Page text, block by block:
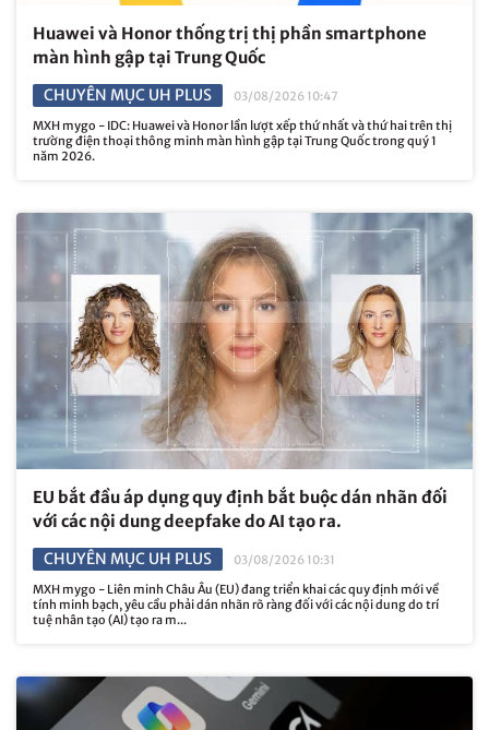
Huawei và Honor thống trị thị phần smartphone
màn hình gập tại Trung Quốc
CHUYÊN MỤC UH PLUS
03/08/2026 10:47
MXH mygo - IDC: Huawei và Honor lần lượt xếp thứ nhất và thứ hai trên thị
trường điện thoại thông minh màn hình gập tại Trung Quốc trong quý 1
năm 2026.
EU bắt đầu áp dụng quy định bắt buộc dán nhãn đối
với các nội dung deepfake do AI tạo ra.
CHUYÊN MỤC UH PLUS
03/08/2026 10:31
MXH mygo - Liên minh Châu Âu (EU) đang triển khai các quy định mới về
tính minh bạch, yêu cầu phải dán nhãn rõ ràng đối với các nội dung do trí
tuệ nhân tạo (AI) tạo ra m...